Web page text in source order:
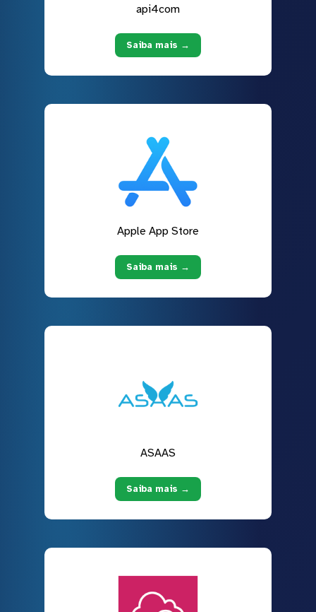
api4com
Saiba mais →
Apple App Store
Saiba mais →
ASAAS
Saiba mais →